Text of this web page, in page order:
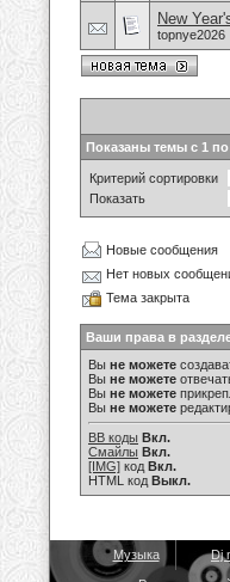
New
topnye2026
Показаны темы с 1 по
Критерий сортировки
Показать
Новые сообщения
Нет новых
Тема закрыта
Ваши права в
Вы не можете
Вы не можете
Вы не можете
Вы не можете
BB коды Вкл.
Смайлы Вкл.
[IMG] код Вкл.
HTML код Выкл.
Музыка Dj